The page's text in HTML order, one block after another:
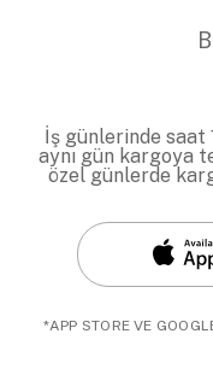
İş günlerinde saat
aynı gün kargoya
özel günlerde
*APP STORE VE